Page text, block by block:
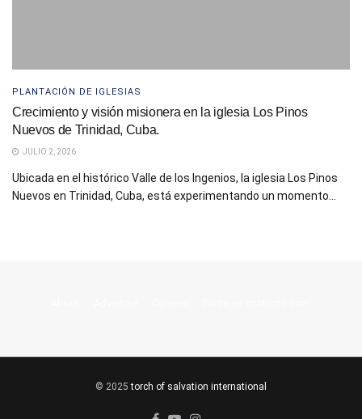
PLANTACIÓN DE IGLESIAS
Crecimiento y visión misionera en la iglesia Los Pinos
Nuevos de Trinidad, Cuba.
JULIO 2, 2026
Ubicada en el histórico Valle de los Ingenios, la iglesia Los Pinos
Nuevos en Trinidad, Cuba, está experimentando un momento...
© 2025torch of salvation international